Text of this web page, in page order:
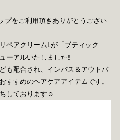
プをご利用頂きありがとうござい
ペアクリームLが「ブティック
ーアルいたしました‼️
も配合され、インバス＆アウトバ
すすめのヘアケアアイテムです。
しております☺︎